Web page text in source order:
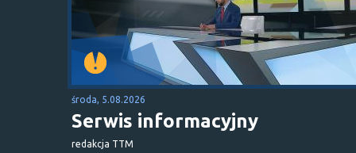
środa, 5.08.2026
Serwis informacyjny
redakcja TTM